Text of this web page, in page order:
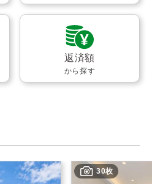
返済額
から探す
30枚